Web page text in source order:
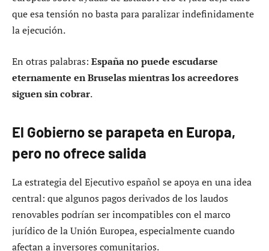
que esa tensión no basta para paralizar indefinidamente
la ejecución.
En otras palabras: España no puede escudarse
eternamente en Bruselas mientras los acreedores
siguen sin cobrar.
El Gobierno se parapeta en Europa,
pero no ofrece salida
La estrategia del Ejecutivo español se apoya en una idea
central: que algunos pagos derivados de los laudos
renovables podrían ser incompatibles con el marco
jurídico de la Unión Europea, especialmente cuando
afectan a inversores comunitarios.